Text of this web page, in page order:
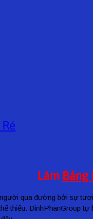
Làm Bảng
qua đường bởi sự
thiếu. DinhPhanGroup tự